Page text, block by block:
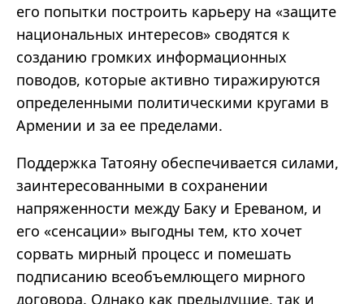
его попытки построить карьеру на «защите
национальных интересов» сводятся к
созданию громких информационных
поводов, которые активно тиражируются
определенными политическими кругами в
Армении и за ее пределами.
Поддержка Татояну обеспечивается силами,
заинтересованными в сохранении
напряженности между Баку и Ереваном, и
его «сенсации» выгодны тем, кто хочет
сорвать мирный процесс и помешать
подписанию всеобъемлющего мирного
договора. Однако как предыдущие, так и